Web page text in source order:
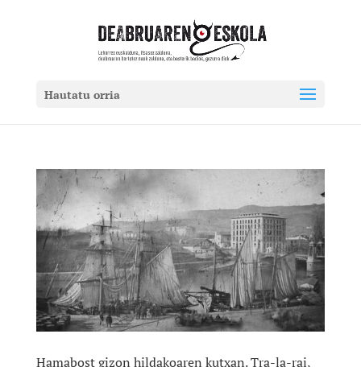
Hautatu orria
Hamabost gizon hildakoaren kutxan. Tra-la-rai,